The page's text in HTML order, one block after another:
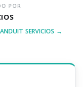
POR
SERVICIOS →